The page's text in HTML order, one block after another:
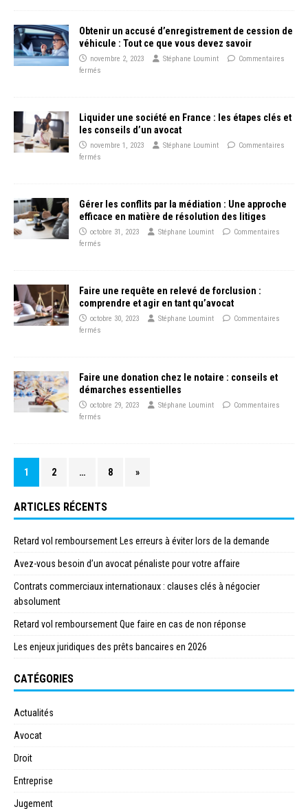
Obtenir un accusé d’enregistrement de cession de
véhicule : Tout ce que vous devez savoir
novembre 2, 2023 Stéphane Loumint
Commentaires
fermés
Liquider une société en France : les étapes clés et
les conseils d’un avocat
novembre 1, 2023 Stéphane Loumint
Commentaires
fermés
Gérer les conflits par la médiation : Une approche
efficace en matière de résolution des litiges
octobre 31, 2023 Stéphane Loumint
Commentaires
fermés
Faire une requête en relevé de forclusion :
comprendre et agir en tant qu’avocat
octobre 30, 2023 Stéphane Loumint
Commentaires
fermés
Faire une donation chez le notaire : conseils et
démarches essentielles
octobre 29, 2023 Stéphane Loumint
Commentaires
fermés
1 2 … 8 »
ARTICLES RÉCENTS
Retard vol remboursement Les erreurs à éviter lors de la demande
Avez-vous besoin d’un avocat pénaliste pour votre affaire
Contrats commerciaux internationaux : clauses clés à négocier
absolument
Retard vol remboursement Que faire en cas de non réponse
Les enjeux juridiques des prêts bancaires en 2026
CATÉGORIES
Actualités
Avocat
Droit
Entreprise
Jugement